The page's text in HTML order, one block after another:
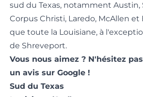
sud du Texas, notamment Austin,
Corpus Christi, Laredo, McAllen et
que toute la Louisiane, à
de Shreveport.
Vous nous aimez ? N'hésitez
un avis sur Google !
Sud du Texas